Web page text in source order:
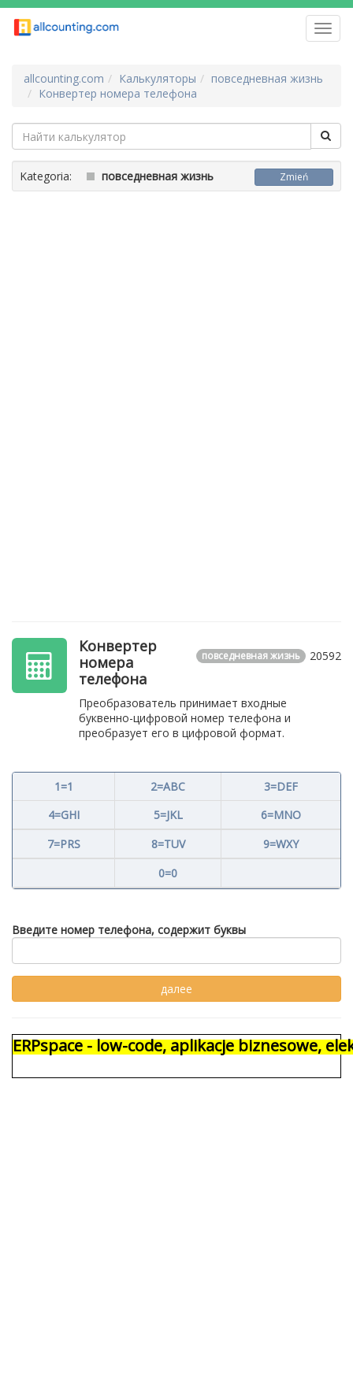
allcounting.com Калькуляторы
повседневная жизнь
Конвертер номера телефона
Kategoria: повседневная жизнь Zmień
20592
повседневная жизнь
Конвертер
номера
телефона
Преобразователь принимает входные
буквенно-цифровой номер телефона и
преобразует его в цифровой формат.
1=1 2=ABC
3=DEF
4=GHI
5=JKL
6=MNO
7=PRS
8=TUV
9=WXY
0=0
Введите номер телефона, содержит буквы
ERPspace - low-code, aplikacje biznesowe,